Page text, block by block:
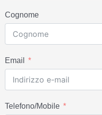
Cognome
Email
Telefono/Mobile